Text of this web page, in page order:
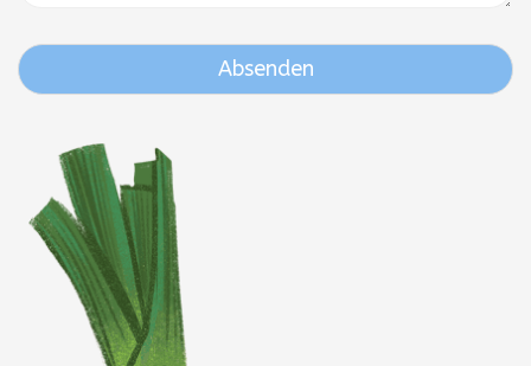
Absenden